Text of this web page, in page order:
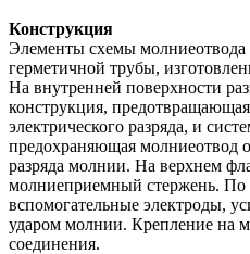
Конструкция
Элементы схемы
герметичной трубы,
На внутренней поверхности
конструкция,
электрического разряда, и
предохраняющая молниеотвод
разряда молнии. На верхнем
молниеприемный стержень. По
вспомогательные электроды,
ударом молнии. Крепление на
соединения.